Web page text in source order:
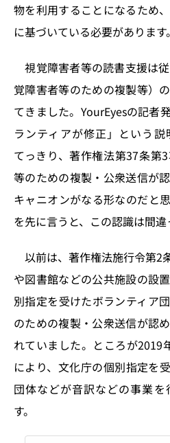
物を利用することになるため
に基づいている必要があります。
視覚障害者等の読書支援は
覚障害者等のための複製等）
てきました。YourEyesの記者
ランティアが修正」という
てっきり、著作権法第37条第
等のための複製・公衆送信が
キャニオンがなる形なのだと
を先に言うと、この認識は間違
以前は、著作権法施行令第2
や図書館などの公共施設の設
別指定を受けたボランティア
のための複製・公衆送信が認
れていました。ところが2019
により、文化庁の個別指定を
団体などが音訳などの事業
す。